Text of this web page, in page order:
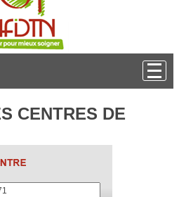
CENTRES DE